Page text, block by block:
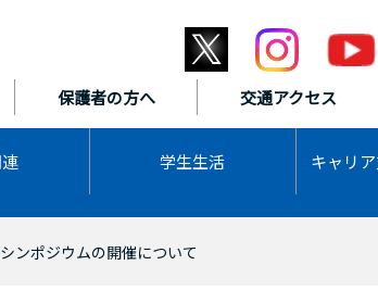
保護者の方へ 交通アクセス
学生生活 キャリア
ンポジウムの開催について